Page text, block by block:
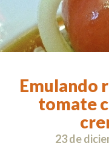
Emulando
tomate
23 de